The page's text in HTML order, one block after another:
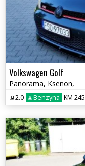
Volkswagen Golf
Panorama, Ksenon,
2.0 Benzyna KM 245